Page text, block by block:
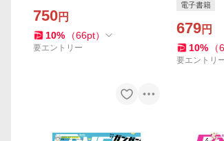
750円
10% （66pt）
要エントリー
千咲貴 著
井海 著者:
電子書籍
679円
10% （
要エントリ